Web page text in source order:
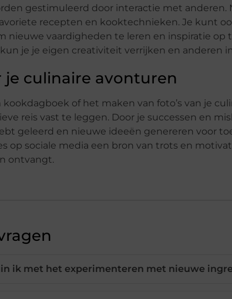
gestimuleerd door interactie met anderen.
recepten en kooktechnieken. Je kunt
nieuwe vaardigheden te leren en inspiratie op
je je eigen creativiteit verrijken en anderen
je culinaire avonturen
of het maken van foto’s van je
reis vast te leggen. Door je successen en
geleerd en nieuwe ideeën genereren voor
op sociale media een bron van trots en
ontvangt.
ik met het experimenteren met nieuwe